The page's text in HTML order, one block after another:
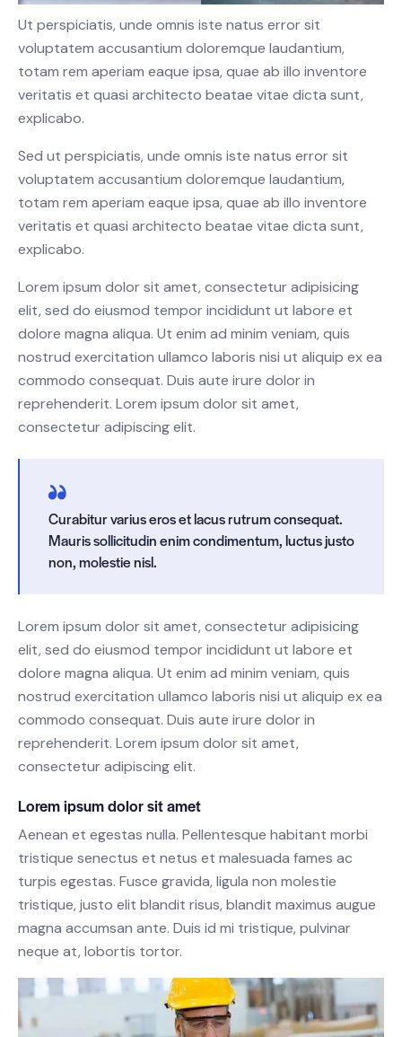
Ut perspiciatis, unde omnis iste natus error sit
voluptatem accusantium doloremque laudantium,
totam rem aperiam eaque ipsa, quae ab illo inventore
veritatis et quasi architecto beatae vitae dicta sunt,
explicabo.
Sed ut perspiciatis, unde omnis iste natus error sit
voluptatem accusantium doloremque laudantium,
totam rem aperiam eaque ipsa, quae ab illo inventore
veritatis et quasi architecto beatae vitae dicta sunt,
explicabo.
Lorem ipsum dolor sit amet, consectetur adipisicing
elit, sed do eiusmod tempor incididunt ut labore et
dolore magna aliqua. Ut enim ad minim veniam, quis
nostrud exercitation ullamco laboris nisi ut aliquip ex ea
commodo consequat. Duis aute irure dolor in
reprehenderit. Lorem ipsum dolor sit amet,
consectetur adipiscing elit.
Curabitur varius eros et lacus rutrum consequat.
Mauris sollicitudin enim condimentum, luctus justo
non, molestie nisl.
Lorem ipsum dolor sit amet, consectetur adipisicing
elit, sed do eiusmod tempor incididunt ut labore et
dolore magna aliqua. Ut enim ad minim veniam, quis
nostrud exercitation ullamco laboris nisi ut aliquip ex ea
commodo consequat. Duis aute irure dolor in
reprehenderit. Lorem ipsum dolor sit amet,
consectetur adipiscing elit.
Lorem ipsum dolor sit amet
Aenean et egestas nulla. Pellentesque habitant morbi
tristique senectus et netus et malesuada fames ac
turpis egestas. Fusce gravida, ligula non molestie
tristique, justo elit blandit risus, blandit maximus augue
magna accumsan ante. Duis id mi tristique, pulvinar
neque at, lobortis tortor.